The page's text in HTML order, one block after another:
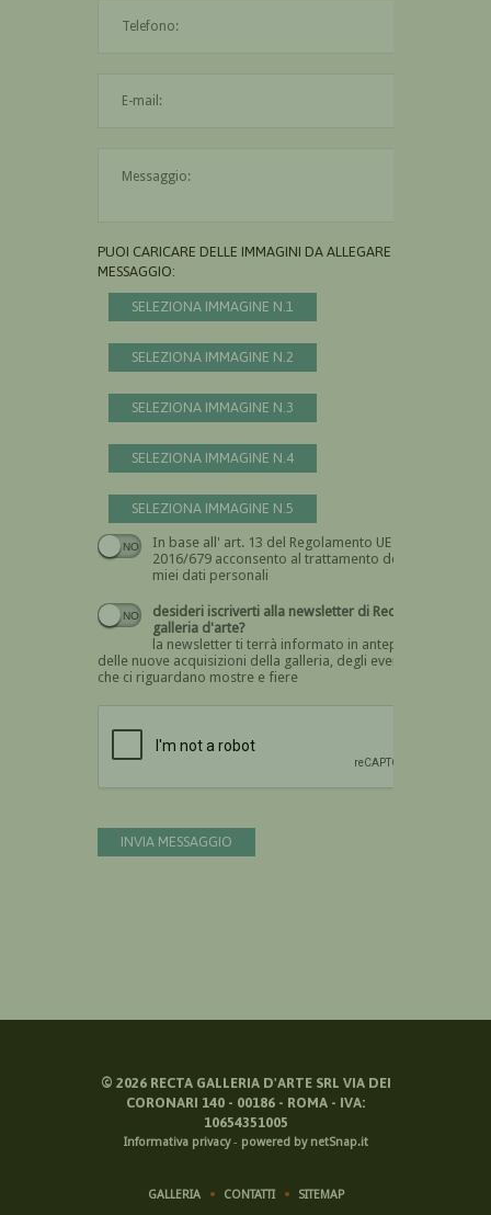
PUOI CARICARE DELLE IMMAGINI DA ALLEGARE AL
MESSAGGIO:
SELEZIONA IMMAGINE N.1
SELEZIONA IMMAGINE N.2
SELEZIONA IMMAGINE N.3
SELEZIONA IMMAGINE N.4
SELEZIONA IMMAGINE N.5
In base all' art. 13 del Regolamento UE n.
2016/679 acconsento al trattamento dei
miei dati personali
Devi dare il consenso
desideri iscriverti alla newsletter di Recta
galleria d'arte?
la newsletter ti terrà informato in anteprima
delle nuove acquisizioni della galleria, degli eventi
che ci riguardano mostre e fiere
INVIA MESSAGGIO
© 2026RECTA GALLERIA D'ARTE SRL VIA DEI
CORONARI 140 - 00186 - ROMA - IVA:
10654351005
Informativa privacy- powered by netSnap.it
GALLERIA CONTATTI SITEMAP